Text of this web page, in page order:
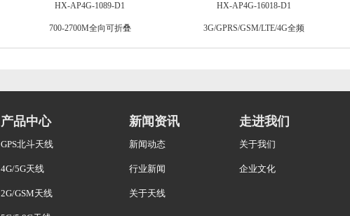
HX-AP4G-1089-D1
700-2700M全向可折叠
HX-AP4G-16018-D1
3G/GPRS/GSM/LTE/4G全频
产品中心
GPS北斗天线
4G/5G天线
2G/GSM天线
新闻资讯
新闻动态
行业新闻
关于天线
走进我们
关于我们
企业文化